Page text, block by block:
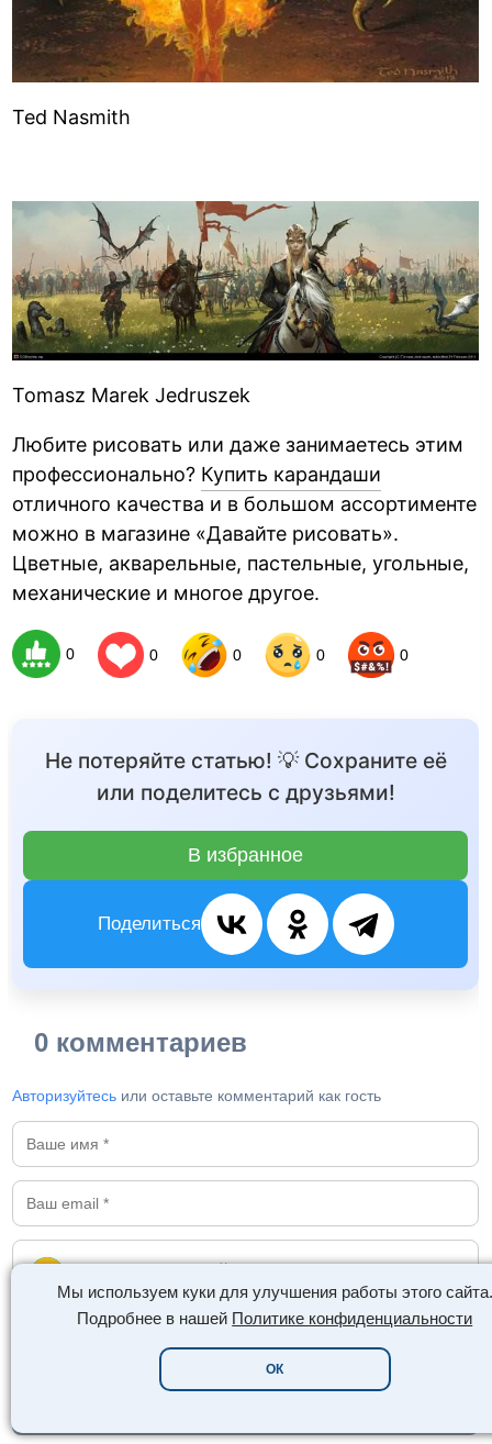
Мы используем куки для улучшения работы этого сайта.
Подробнее в нашей Политике конфиденциальности
ОК
Ted Nasmith
Tomasz Marek Jedruszek
Любите рисовать или даже занимаетесь этим
профессионально? Купить карандаши
отличного качества и в большом ассортименте
можно в магазине «Давайте рисовать».
Цветные, акварельные, пастельные, угольные,
механические и многое другое.
0 0 0 0 0
Не потеряйте статью! 💡 Сохраните её
или поделитесь с друзьями!
В избранное
Поделиться
0 комментариев
Авторизуйтесь или оставьте комментарий как гость